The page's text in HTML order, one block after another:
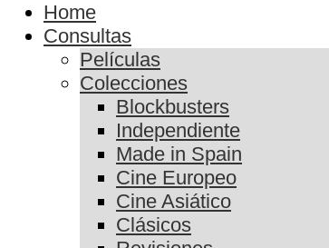
Home
Consultas
Películas
Colecciones
Blockbusters
Independiente
Made in Spain
Cine Europeo
Cine Asiático
Clásicos